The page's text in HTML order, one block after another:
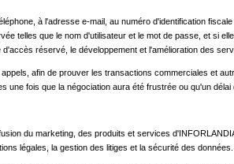
à l'adresse e-mail, au numéro d'identification
telles que le nom d'utilisateur et le mot de passe, et si
réservé, le développement et l'amélioration des
afin de prouver les transactions commerciales et
fois que la négociation aura été frustrée ou qu'un
du marketing, des produits et services
légales, la gestion des litiges et la sécurité des données.